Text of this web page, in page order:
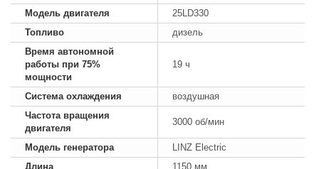
Модель двигателя
25LD330
Топливо
дизель
Время автономной
работы при 75%
мощности
19 ч
Система охлаждения
воздушная
Частота вращения
двигателя
3000 об/мин
Модель генератора
LINZ Electric
Длина
1150 мм